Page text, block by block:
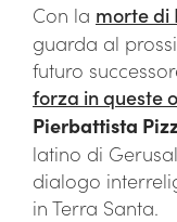
Con la morte di
guarda al
futuro
forza in queste
Pierbattista
latino di
dialogo
in Terra Santa.